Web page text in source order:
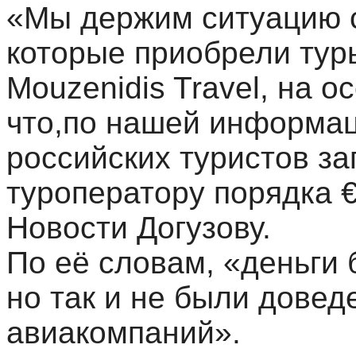
«Мы держим ситуацию
которые приобрели
Mouzenidis Travel, на
что,по нашей
российских туристов
туроператору
Новости Догузову.
По её словам,
но так и не были
авиакомпаний».